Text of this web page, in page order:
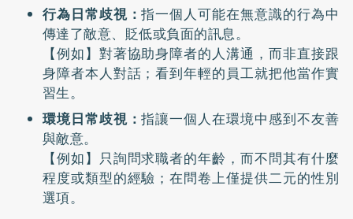
行為日常歧視：指一個人可能在無意識的行為中
傳達了敵意、貶低或負面的訊息。
【例如】對著協助身障者的人溝通，而非直接跟
身障者本人對話；看到年輕的員工就把他當作實
習生。
環境日常歧視：指讓一個人在環境中感到不友善
與敵意。
【例如】只詢問求職者的年齡，而不問其有什麼
程度或類型的經驗；在問卷上僅提供二元的性別
選項。